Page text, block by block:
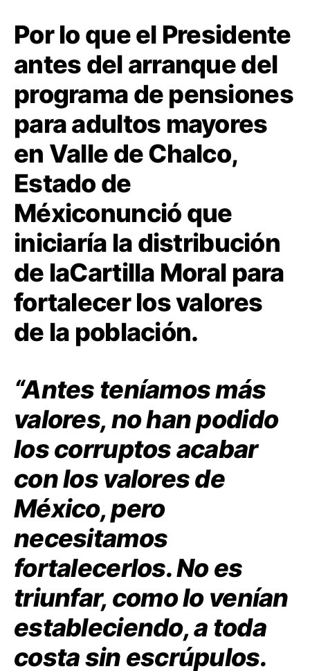
Por lo que el Presidente
antes del arranque del
programa de pensiones
para adultos mayores
en Valle de Chalco,
Estado de
Méxiconunció que
iniciaría la distribución
de laCartilla Moral para
fortalecer los valores
de la población.
“Antes teníamos más
valores, no han podido
los corruptos acabar
con los valores de
México, pero
necesitamos
fortalecerlos. No es
triunfar, como lo venían
estableciendo, a toda
costa sin escrúpulos.